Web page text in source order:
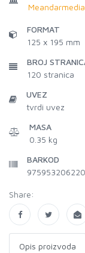
Meandarmedia
FORMAT
125 x 195 mm
BROJ
120 stranica
UVEZ
tvrdi uvez
MASA
0.35 kg
BARKOD
Share:
Opis proizvoda